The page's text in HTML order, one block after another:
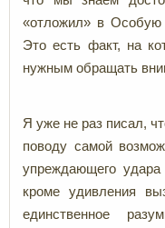
«отложил» в Особую
Это есть факт, на
нужным обращать
Я уже не раз писал,
поводу самой
упреждающего
кроме удивления
единственное